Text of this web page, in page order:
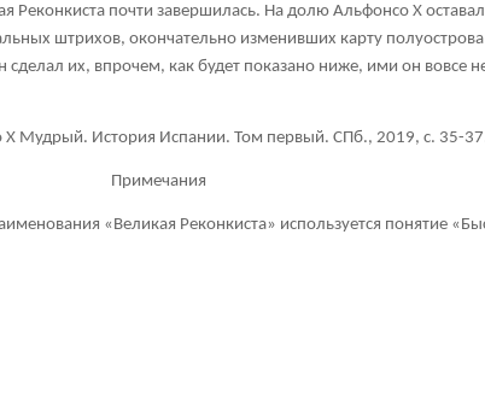
Реконкиста почти завершилась. На долю Альфонсо X
штрихов, окончательно изменивших карту
сделал их, впрочем, как будет показано ниже, ими он вовсе
X Мудрый. История Испании. Том первый. СПб., 2019, с. 35-
Примечания
«Великая Реконкиста» используется понятие